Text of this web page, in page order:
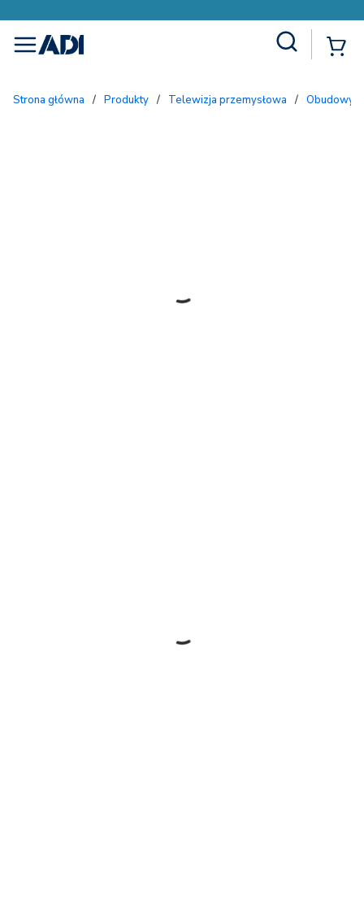
menu
Strona główna / Produkty / Telewizja przemysłowa / Obudowy